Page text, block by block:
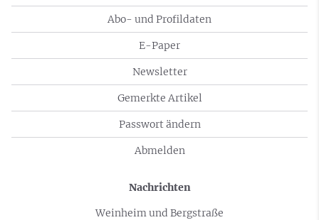
Abo- und Profildaten
E-Paper
Newsletter
Gemerkte Artikel
Passwort ändern
Abmelden
Nachrichten
Weinheim und Bergstraße